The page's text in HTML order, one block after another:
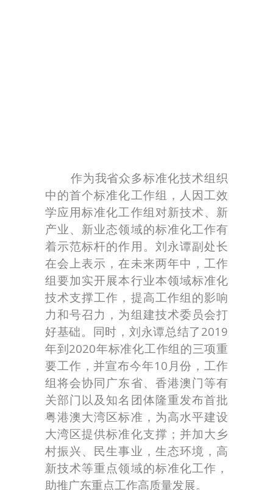
作为我省众多标准化技术组织
中的首个标准化工作组，人因工效
学应用标准化工作组对新技术、新
产业、新业态领域的标准化工作有
着示范标杆的作用。刘永谭副处长
在会上表示，在未来两年中，工作
组要加实开展本行业本领域标准化
技术支撑工作，提高工作组的影响
力和号召力，为组建技术委员会打
好基础。同时，刘永谭总结了2019
年到2020年标准化工作组的三项重
要工作，并宣布今年10月份，工作
组将会协同广东省、香港澳门等有
关部门以及知名团体隆重发布首批
粤港澳大湾区标准，为高水平建设
大湾区提供标准化支撑；并加大乡
村振兴、民生事业，生态环境，高
新技术等重点领域的标准化工作，
助推广东重点工作高质量发展。